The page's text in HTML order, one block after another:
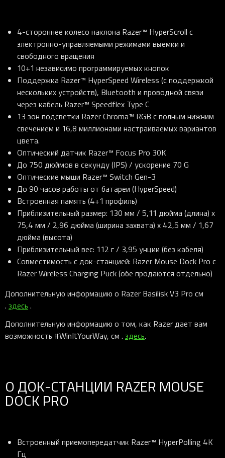
4-стороннее колесо наклона Razer™ HyperScroll с
электронно-управляемыми режимами выемки и
свободного вращения
10+1 независимо программируемых кнопок
Поддержка Razer™ HyperSpeed Wireless (с поддержкой
нескольких устройств), Bluetooth и проводной связи
через кабель Razer™ Speedflex Type C
13 зон подсветки Razer Chroma™ RGB с полным нижним
свечением и 16,8 миллионами настраиваемых вариантов
цвета.
Оптический датчик Razer™ Focus Pro 30K
До 750 дюймов в секунду (IPS) / ускорение 70 G
Оптические мыши Razer™ Switch Gen-3
До 90 часов работы от батареи (HyperSpeed)
Встроенная память (4+1 профиль)
Приблизительный размер: 130 мм / 5,11 дюйма (длина) x
75,4 мм / 2,96 дюйма (ширина захвата) x 42,5 мм / 1,67
дюйма (высота)
Приблизительный вес: 112 г / 3,95 унции (без кабеля)
Совместимость с док-станцией: Razer Mouse Dock Pro с
Razer Wireless Charging Puck (обе продаются отдельно)
Дополнительную информацию о Razer Basilisk V3 Pro см
. здесь .
Дополнительную информацию о том, как Razer дает вам
возможность #WinItYourWay, см . здесь.
О ДОК-СТАНЦИИ RAZER MOUSE
DOCK PRO
Встроенный приемопередатчик Razer™ HyperPolling 4K
Гц